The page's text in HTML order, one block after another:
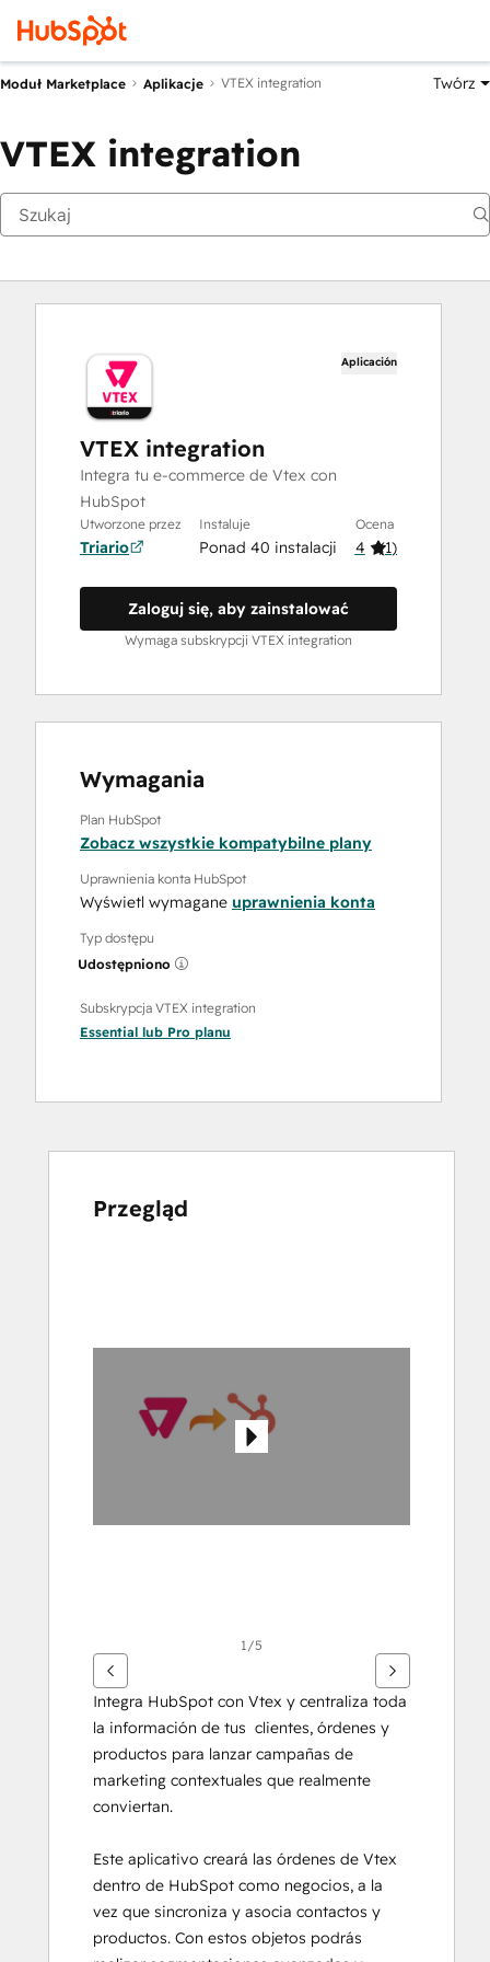
Moduł Marketplace Aplikacje VTEX integration Twórz
VTEX integration
Aplicación
VTEX integration
Integra tu e-commerce de Vtex con
HubSpot
Utworzone przez
Triario
Instaluje
Ponad 40 instalacji
Ocena
4 (1)
Zaloguj się, aby zainstalować
Wymaga subskrypcji VTEX integration
Wymagania
Plan HubSpot
Zobacz wszystkie kompatybilne plany
Uprawnienia konta HubSpot
Wyświetl wymagane uprawnienia konta
Typ dostępu
Udostępniono
Subskrypcja VTEX integration
Essential lub Pro planu
Przegląd
elementy
1/5
Integra HubSpot con Vtex y centraliza toda
la información de tus  clientes, órdenes y
productos para lanzar campañas de
marketing contextuales que realmente
conviertan.
Este aplicativo creará las órdenes de Vtex
dentro de HubSpot como negocios, a la
vez que sincroniza y asocia contactos y
productos. Con estos objetos podrás